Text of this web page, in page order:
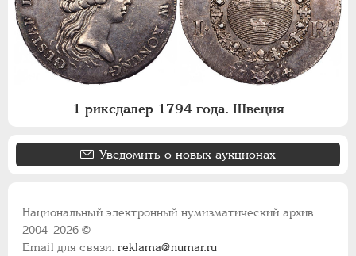
1 риксдалер 1794 года. Швеция
Уведомить о новых аукционах
Национальный электронный нумизматический архив
2004-2026 ©
Email для связи:reklama@numar.ru